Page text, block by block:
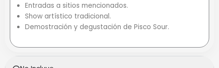
Entradas a sitios mencionados.
Show artístico tradicional.
Demostración y degustación de Pisco Sour.